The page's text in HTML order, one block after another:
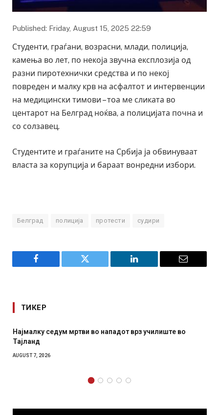
Published: Friday, August 15, 2025 22:59
Студенти, граѓани, возрасни, млади, полиција,
камења во лет, по некоја звучна експлозија од
разни пиротехнички средства и по некој
повреден и малку крв на асфалтот и интервенции
на медицински тимови – тоа ме сликата во
центарот на Белград ноќва, а полицијата почна и
со солзавец.
Студентите и граѓаните на Србија ја обвинуваат
власта за корупција и бараат вонредни избори.
Белград полиција протести судири
Facebook Twitter LinkedIn Email
ТИКЕР
Најмалку седум мртви во нападот врз училиште во
Тајланд
AUGUST 7, 2026